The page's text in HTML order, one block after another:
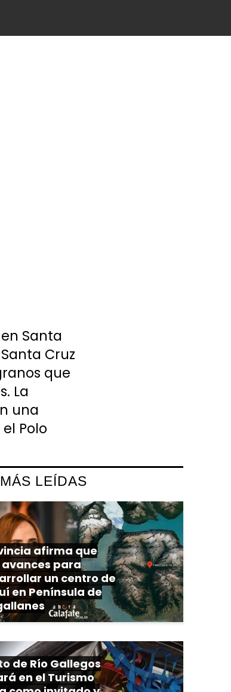
Santa
Cruz
que
La
una
Polo
LEÍDAS
afirma que
para
un centro de
en Península de
de Río Gallegos
en el Turismo